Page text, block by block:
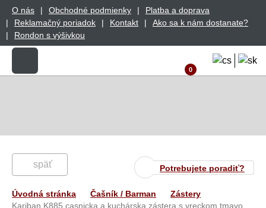
O nás Obchodné podmienky
Platba a doprava
Reklamačný poriadok
Kontakt
Ako sa k nám dostanate?
Rondon s výšivkou
0
Potrebujete poradiť?
späť
Úvodná stránka Čašník / Barman
Zástery
Kariban K885 casnicka a kuchárska zástera s vreckom tmavo